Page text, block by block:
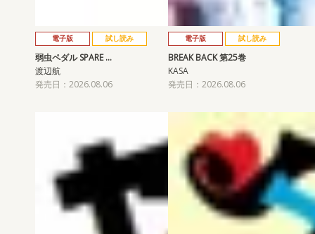
電子版 試し読み
弱虫ペダル SPARE …
渡辺航
発売日：2026.08.06
電子版 試し読み
BREAK BACK 第25巻
KASA
発売日：2026.08.06